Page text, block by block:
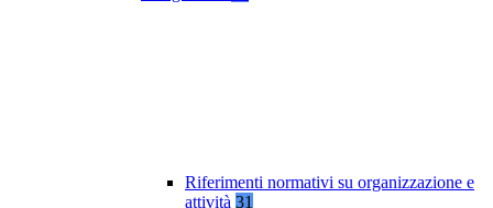
Riferimenti normativi su organizzazione e
attività 31